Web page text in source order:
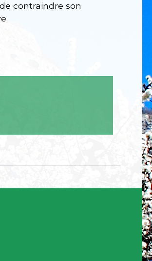
contraindre son